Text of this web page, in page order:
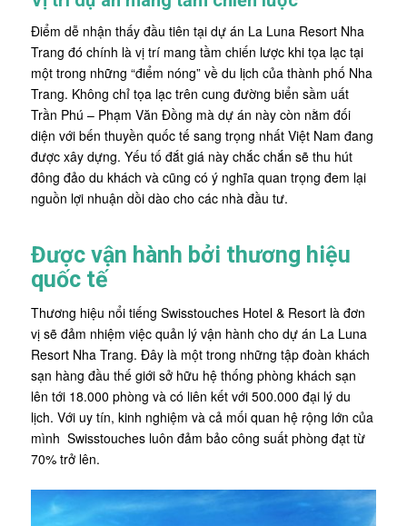
Điểm dễ nhận thấy đầu tiên tại dự án La Luna Resort Nha
Trang đó chính là vị trí mang tầm chiến lược khi tọa lạc tại
một trong những “điểm nóng” về du lịch của thành phố Nha
Trang. Không chỉ tọa lạc trên cung đường biển sầm uất
Trần Phú – Phạm Văn Đồng mà dự án này còn nằm đối
diện với bến thuyền quốc tế sang trọng nhất Việt Nam đang
được xây dựng. Yếu tố đắt giá này chắc chắn sẽ thu hút
đông đảo du khách và cũng có ý nghĩa quan trọng đem lại
nguồn lợi nhuận dồi dào cho các nhà đầu tư.
Được vận hành bởi thương hiệu
quốc tế
Thương hiệu nổi tiếng Swisstouches Hotel & Resort là đơn
vị sẽ đảm nhiệm việc quản lý vận hành cho dự án La Luna
Resort Nha Trang. Đây là một trong những tập đoàn khách
sạn hàng đầu thế giới sở hữu hệ thống phòng khách sạn
lên tới 18.000 phòng và có liên kết với 500.000 đại lý du
lịch. Với uy tín, kinh nghiệm và cả mối quan hệ rộng lớn của
mình Swisstouches luôn đảm bảo công suất phòng đạt từ
70% trở lên.